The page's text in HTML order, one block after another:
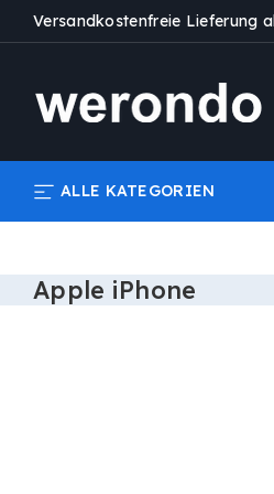
CONTENIDO
Versandkostenfreie Lieferung
ALLE KATEGORIEN
Apple iPhone